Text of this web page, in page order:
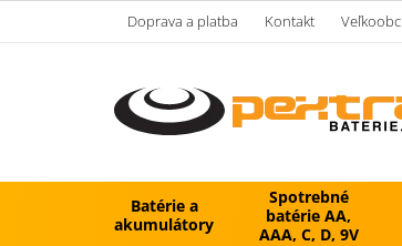
Doprava a platba Kontakt
Batérie a
akumulátory
Spotrebné
batérie AA,
AAA, C, D, 9V